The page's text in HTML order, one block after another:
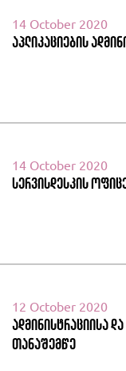
14 October 2020
აპლიკაციების
14 October 2020
სერვისდესკის
12 October 2020
ადმინისტრაციისა
თანაშემწე